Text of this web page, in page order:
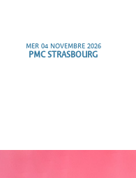
MER 04 NOVEMBRE 2026
PMC STRASBOURG